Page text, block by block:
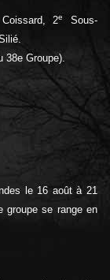
2e
Sous-
38e Groupe).
le 16 août à 21
groupe se range en